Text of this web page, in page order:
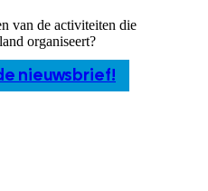
van de activiteiten die
organiseert?
nieuwsbrief!